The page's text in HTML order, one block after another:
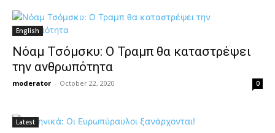
English
Νόαμ Τσόμσκυ: Ο Τραμπ θα καταστρέψει
την ανθρωπότητα
moderator - October 22, 2020 0
Latest